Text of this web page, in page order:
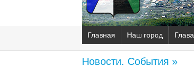
Главная Наш город Глава
Новости. События »